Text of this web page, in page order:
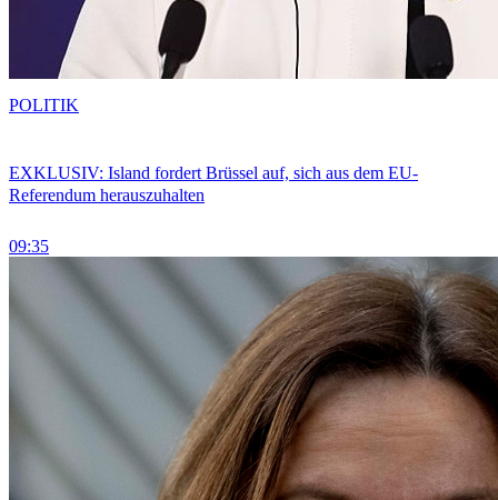
EXKLUSIV: Island fordert Brüssel auf, sich aus dem EU-
Referendum herauszuhalten
09:35
POLITIK